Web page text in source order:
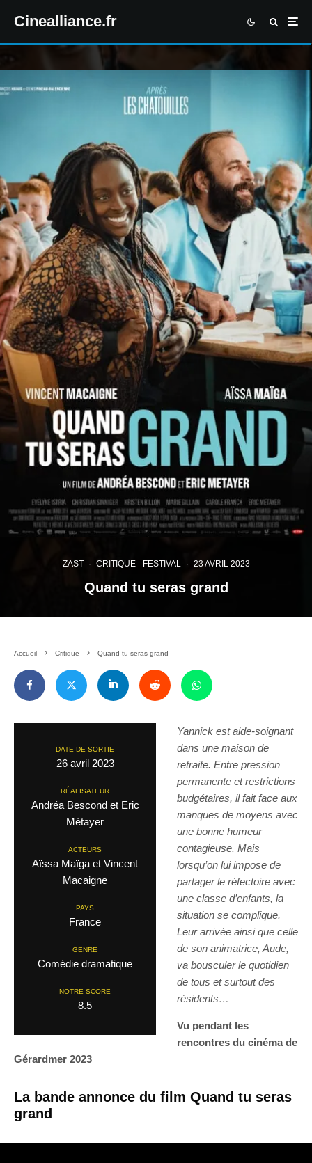
Cinealliance.fr
ZAST · CRITIQUE FESTIVAL · 23 AVRIL 2023
Quand tu seras grand
Accueil Critique Quand tu seras grand
DATE DE SORTIE
26 avril 2023
RÉALISATEUR
Andréa Bescond et Eric
Métayer
ACTEURS
Aïssa Maïga et Vincent
Macaigne
PAYS
France
GENRE
Comédie dramatique
NOTRE SCORE
8.5
Yannick est aide-soignant
dans une maison de
retraite. Entre pression
permanente et restrictions
budgétaires, il fait face aux
manques de moyens avec
une bonne humeur
contagieuse. Mais
lorsqu’on lui impose de
partager le réfectoire avec
une classe d’enfants, la
situation se complique.
Leur arrivée ainsi que celle
de son animatrice, Aude,
va bousculer le quotidien
de tous et surtout des
résidents…
Vu pendant les
rencontres du cinéma de
Gérardmer 2023
La bande annonce du film Quand tu seras
grand